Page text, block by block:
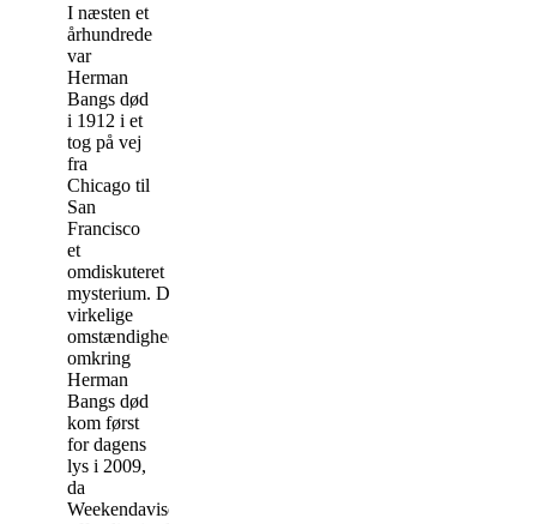
I næsten et
århundrede
var
Herman
Bangs død
i 1912 i et
tog på vej
fra
Chicago til
San
Francisco
et
omdiskuteret
mysterium. De
virkelige
omstændigheder
omkring
Herman
Bangs død
kom først
for dagens
lys i 2009,
da
Weekendavisen